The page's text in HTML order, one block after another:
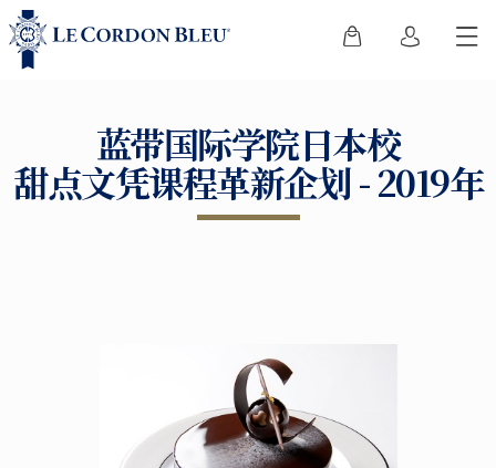
蓝带国际学院日本校
甜点文凭课程革新企划 - 2019年